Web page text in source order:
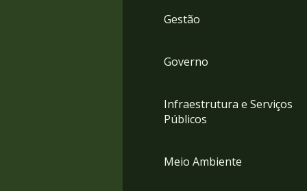
Gestão
Governo
Infraestrutura e Serviços
Públicos
Meio Ambiente